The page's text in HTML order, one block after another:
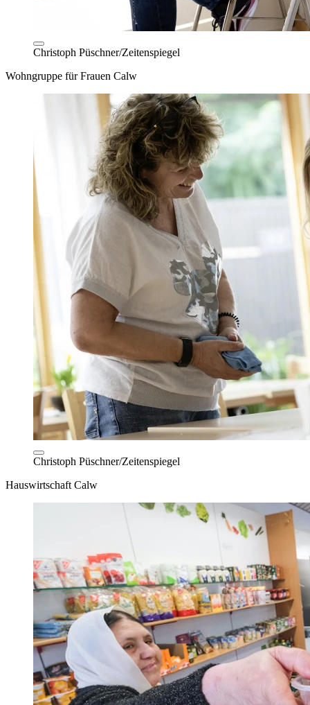
Christoph Püschner/Zeitenspiegel
Wohngruppe für Frauen Calw
Christoph Püschner/Zeitenspiegel
Hauswirtschaft Calw